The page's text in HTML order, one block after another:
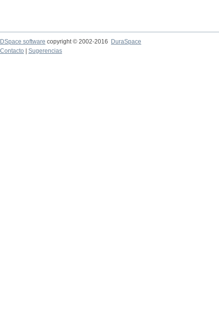
DSpace software copyright © 2002-2016
DuraSpace
Contacto
Sugerencias